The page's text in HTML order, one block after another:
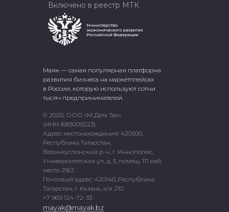
Маяк — самая популярная платформа
развития бизнеса на маркетплейсах
в России, которую используют сотни
тысяч предпринимателей.
© 2020, ООО «М Дата Тек»
(ИНН 1683009223)
Адрес местонахождения: 420500,
Республика Татарстан,
Верхнеуслонский р-н, г. Иннополис,
Университетская ул, д. 5, помещ. 111 раб.
место 29/2.
Почтовый адрес: 420140, Республика
Татарстан, г. Казань, а/я 210.
+7 969 124-72-33
mayak@mayak.bz
Включено в реестр МТК